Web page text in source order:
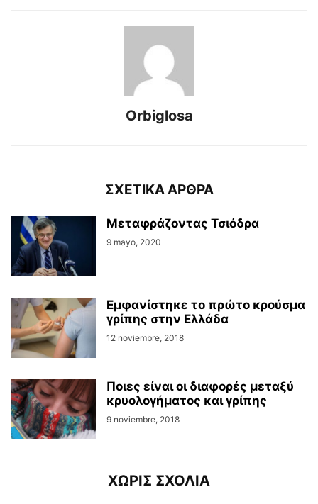
Orbiglosa
ΣΧΕΤΙΚΑ ΑΡΘΡΑ
Μεταφράζοντας Τσιόδρα
9 mayo, 2020
Εμφανίστηκε το πρώτο κρούσμα
γρίπης στην Ελλάδα
12 noviembre, 2018
Ποιες είναι οι διαφορές μεταξύ
κρυολογήματος και γρίπης
9 noviembre, 2018
ΧΩΡΙΣ ΣΧΟΛΙΑ